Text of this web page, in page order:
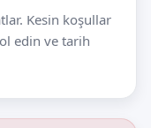
Kesin koşullar
edin ve tarih